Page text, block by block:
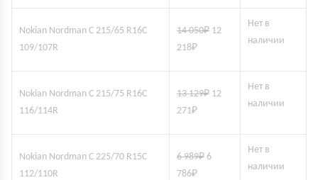
Nokian Nordman C 215/65 R16C
109/107R
14 050₽ 12
218₽
Нет в
наличии
Nokian Nordman C 215/75 R16C
116/114R
13 129₽ 12
271₽
Нет в
наличии
Nokian Nordman C 225/70 R15C
112/110R
6 989₽ 6
786₽
Нет в
наличии